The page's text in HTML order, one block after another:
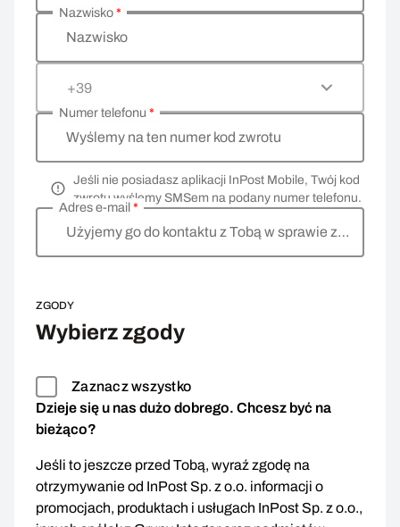
Nazwisko
Nazwisko*
+39
Wyślemy na ten numer kod zwrotu
Numer telefonu *
Jeśli nie posiadasz aplikacji InPost Mobile, Twój kod
zwrotu wyślemy SMSem na podany numer telefonu.
Użyjemy go do kontaktu z Tobą w sprawie zwrotu
Adres e-mail *
ZGODY
Wybierz zgody
Zaznacz wszystko
Dzieje się u nas dużo dobrego. Chcesz być na
bieżąco?
Jeśli to jeszcze przed Tobą, wyraź zgodę na
otrzymywanie od InPost Sp. z o.o. informacji o
promocjach, produktach i usługach InPost Sp. z o.o.,